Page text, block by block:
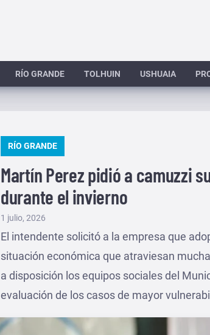
RÍO GRANDE TOLHUIN USHUAIA
PUBLICADO
RÍO GRANDE
Martín Perez pidió a camuzzi
durante el invierno
Publicado
el
1 julio, 2026
El intendente solicitó a la empresa que
situación económica que atraviesan
a disposición los equipos sociales del
evaluación de los casos de mayor